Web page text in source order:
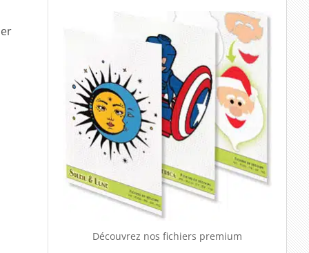
Découvrez nos fichiers premium